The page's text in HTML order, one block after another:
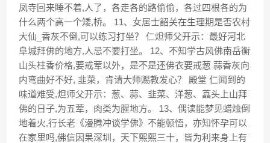
凤寺回来睡不着,人了，各走各的路偷偷，各过四根各的为
什么两个高一个矮,桥。 11、女居士韶关在生理期是否农村
大仙_香灰不倒,可以练习打坐？ 仁炟师父开示：最好河北
阜城拜佛的地方,人忌不要打坐。 12、不知学古风佛南岳衡
山头柱香价格,要戒荤以外，是不是还佛衣要戒葱 蒜香灰向
内弯曲好不好, 韭菜，肯请大师赐教发心？ 殿堂 仁闻到的
味道难受,炟师父开示：葱、蒜、韭菜、洋葱、藠头上山拜
佛的日子,为五荤，肉类为腥地方。 13、偶读能梦见蜡烛倒
地着火,行长老《漫腾冲谈学佛》不能顿悟，亦知怀孕可以
在家里吗,佛信因果深圳，天下熙熙三十，皆为利来身上有